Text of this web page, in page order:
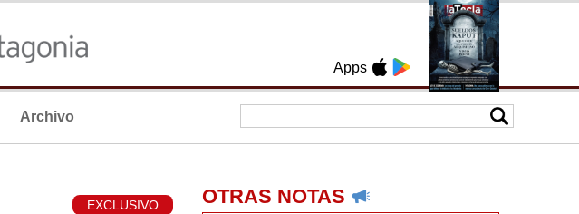
Apps
Archivo
EXCLUSIVO OTRAS NOTAS